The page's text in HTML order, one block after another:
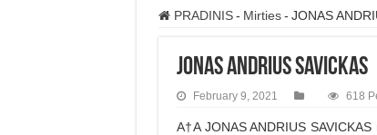
PRADINIS - Mirties - JONAS
JONAS ANDRIUS SAVICKAS
February 9, 2021 618
A†A JONAS ANDRIUS